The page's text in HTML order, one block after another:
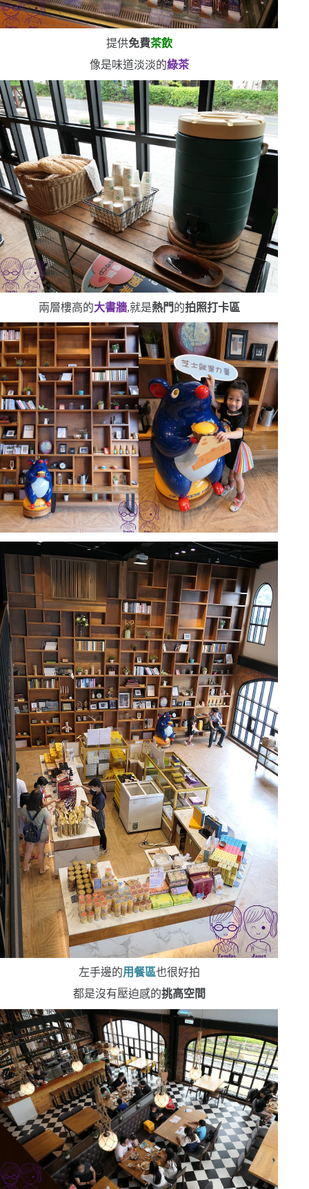
提供免費茶飲
像是味道淡淡的綠茶
兩層樓高的大書牆,就是熱門的拍照打卡區
左手邊的用餐區也很好拍
都是沒有壓迫感的挑高空間